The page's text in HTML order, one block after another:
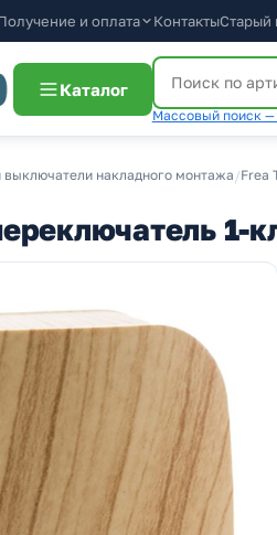
и оплата КонтактыСтарый
Каталог
Массовый поиск —
выключатели накладного монтажа /Frea
1-